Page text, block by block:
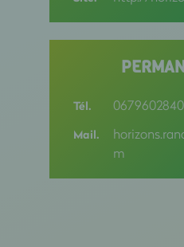
Tél. 0679602840
Mail.
m